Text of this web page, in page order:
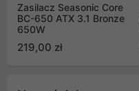
Zasilacz Seasonic Core
BC-650 ATX 3.1 Bronze
650W
219,00 zł